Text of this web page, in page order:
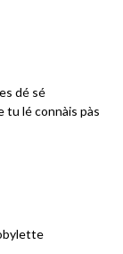
dé sé
tu lé connàis pàs